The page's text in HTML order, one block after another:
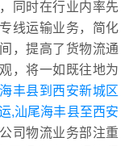
同时在行业内率先
线运输业务，简化
，提高了货物流通
，将一如既往地为
丰县到西安新城区
,汕尾海丰县至西安
司物流业务部注重